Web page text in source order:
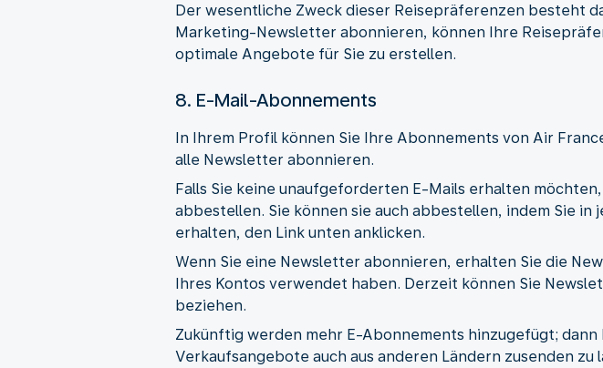
Der wesentliche Zweck dieser Reisepräferenzen besteht
Marketing-Newsletter abonnieren, können Ihre
optimale Angebote für Sie zu erstellen.
8. E-Mail-Abonnements
In Ihrem Profil können Sie Ihre Abonnements von Air
alle Newsletter abonnieren.
Falls Sie keine unaufgeforderten E-Mails erhalten
abbestellen. Sie können sie auch abbestellen, indem Sie
erhalten, den Link unten anklicken.
Wenn Sie eine Newsletter abonnieren, erhalten Sie die
Ihres Kontos verwendet haben. Derzeit können Sie
beziehen.
Zukünftig werden mehr E-Abonnements hinzugefügt;
Verkaufsangebote auch aus anderen Ländern zusenden zu